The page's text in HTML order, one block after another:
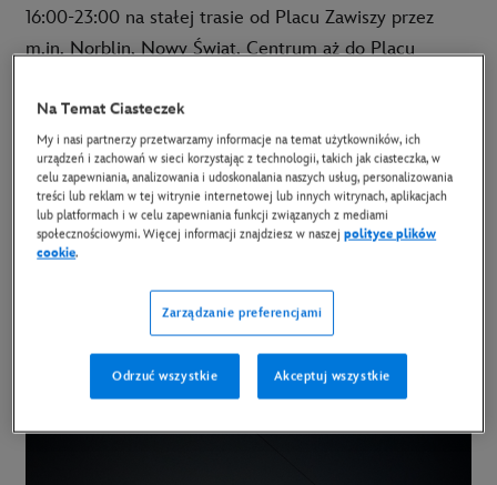
16:00-23:00 na stałej trasie od Placu Zawiszy przez
m.in. Norblin, Nowy Świat, Centrum aż do Placu
wszyscy, a szczególnie osoby oczekujące na
przystankach warszawskiej komunikacji miejskiej. W
stylizowanym wnętrzu pasażerowie będą mogli poczuć
się jak w amerykańskim klubie lat 80. - pełnym
muzyki, świateł oraz neonów.
Wraz z akcją startuje kampania reklamowa,
wykorzystująca m.in. telewizję, radio, outdoor oraz
aktywności digitalowe. Całość uzupełni szeroka
kampania z udziałem influencerów.
Na Temat Ciasteczek
My i nasi partnerzy przetwarzamy informacje na temat użytkowników, ich
urządzeń i zachowań w sieci korzystając z technologii, takich jak ciasteczka, w
celu zapewniania, analizowania i udoskonalania naszych usług, personalizowania
treści lub reklam w tej witrynie internetowej lub innych witrynach, aplikacjach
lub platformach i w celu zapewniania funkcji związanych z mediami
społecznościowymi. Więcej informacji znajdziesz w naszejpolityce plików
cookie.
Zarządzanie preferencjami
Odrzuć wszystkie Akceptuj wszystkie